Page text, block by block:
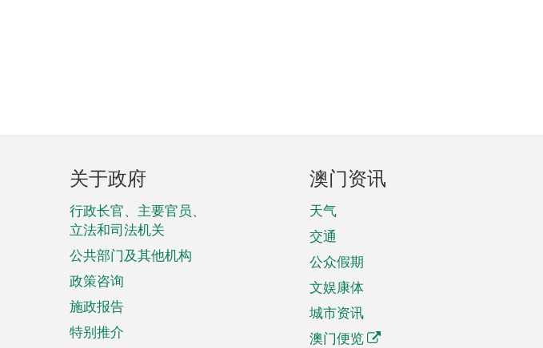
页
脚
菜
单
关于政府
行政长官、主要官员、
立法和司法机关
公共部门及其他机构
政策咨询
施政报告
特别推介
澳门资讯
天气
交通
公众假期
文娱康体
城市资讯
澳门便览